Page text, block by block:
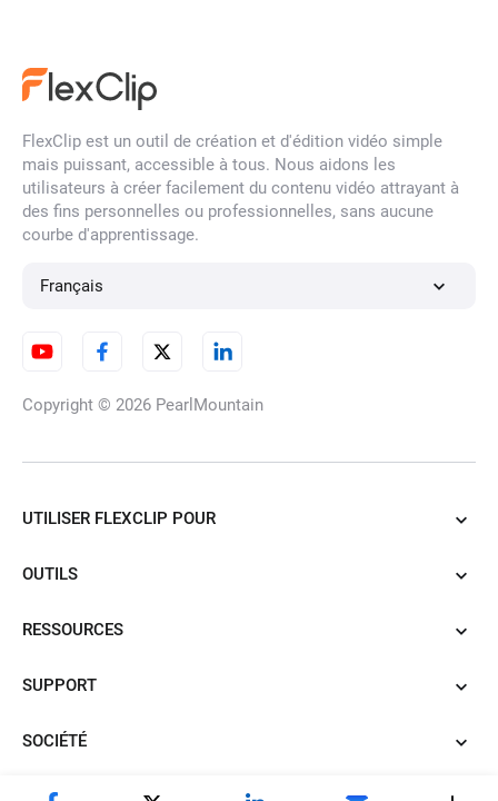
FlexClip est un outil de création et d'édition vidéo simple
mais puissant, accessible à tous. Nous aidons les
utilisateurs à créer facilement du contenu vidéo attrayant à
des fins personnelles ou professionnelles, sans aucune
courbe d'apprentissage.
Français
Copyright © 2026 PearlMountain
UTILISER FLEXCLIP POUR
OUTILS
RESSOURCES
SUPPORT
SOCIÉTÉ